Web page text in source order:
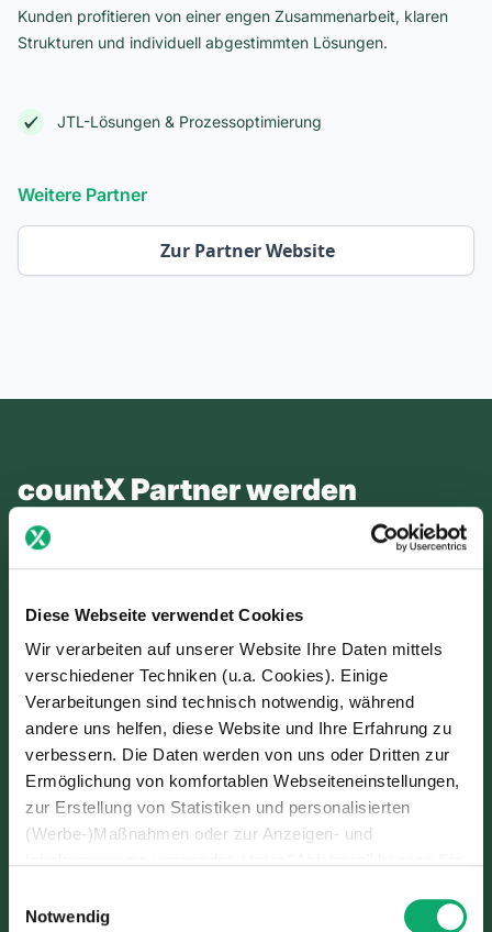
Diese Webseite verwendet Cookies
Wir verarbeiten auf unserer Website Ihre Daten mittels
verschiedener Techniken (u.a. Cookies). Einige
Verarbeitungen sind technisch notwendig, während
andere uns helfen, diese Website und Ihre Erfahrung zu
verbessern. Die Daten werden von uns oder Dritten zur
Ermöglichung von komfortablen Webseiteneinstellungen,
zur Erstellung von Statistiken und personalisierten
(Werbe-)Maßnahmen oder zur Anzeigen- und
zulassen. Unter “Auswahl erlauben” können Sie einzelne
Notwendig
Kunden profitieren von einer engen Zusammenarbeit, klaren
Strukturen und individuell abgestimmten Lösungen.
JTL-Lösungen & Prozessoptimierung
Zur Partner Website
Weitere Partner
countX Partner werden
Technologische Exzellenz
Verlässliche Zusammenarbeit